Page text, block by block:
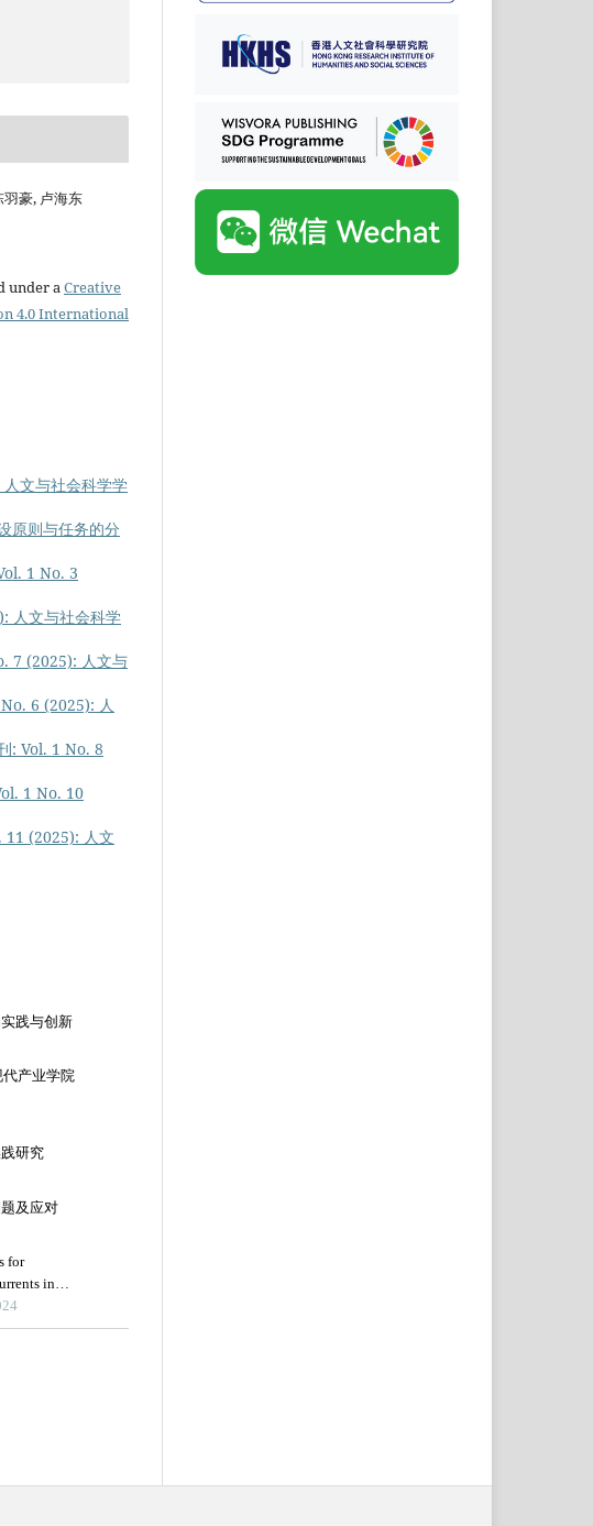
豪, 卢海东
under a Creative
4.0 International
文与社会科学学
原则与任务的分
1 No. 3
人文与社会科学
7 (2025): 人文与
6 (2025): 人
: Vol. 1 No. 8
1 No. 10
11 (2025): 人文
践与创新
代产业学院
研究
及应对
for
in